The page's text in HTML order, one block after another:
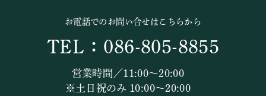
お電話でのお問い合せはこちらから
TEL：086-805-8855
営業時間／11:00～20:00
※土日祝のみ 10:00～20:00